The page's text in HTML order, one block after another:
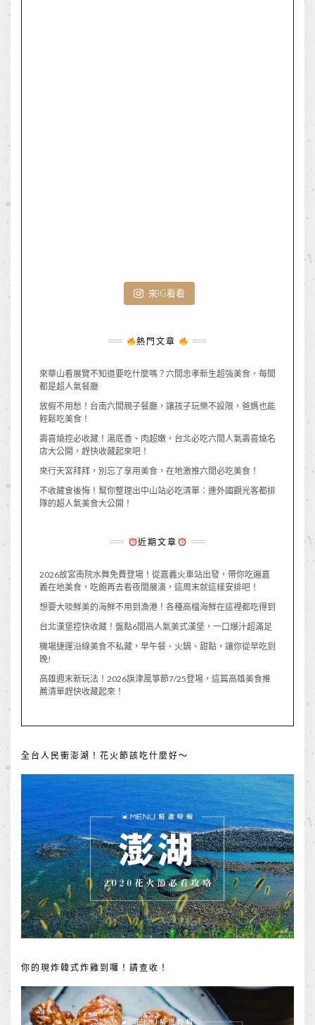
來IG看看
熱門文章
來華山看展覽不知道要吃什麼嗎？六間忠孝新生超強美食，每間
都是超人氣餐廳
放假不用愁！台南六間親子餐廳，讓孩子玩樂不設限，爸媽也能
輕鬆吃美食！
壽喜燒控必收藏！湯底香、肉超嫩，台北必吃六間人氣壽喜燒名
店大公開，趕快收藏起來吧！
來行天宮拜拜，別忘了享用美食，在地激推六間必吃美食！
不收藏會後悔！幫你整理出中山站必吃清單：連外國觀光客都排
隊的超人氣美食大公開！
近期文章
2026故宮南院水舞免費登場！從嘉義火車站出發，帶你吃遍嘉
義在地美食，吃飽再去看夜間展演，這周末就這樣安排吧！
想要大啖鮮美的海鮮不用到漁港！各種高檔海鮮在這裡都吃得到
台北漢堡控快收藏！盤點6間高人氣美式漢堡，一口爆汁超滿足
機場捷運沿線美食不私藏，早午餐、火鍋、甜點，讓你從早吃到
晚!
高雄週末新玩法！2026旗津風箏節7/25登場，這篇高雄美食推
薦清單趕快收藏起來！
全台人民衝澎湖！花火節該吃什麼好～
你的現炸韓式炸雞到囉！請查收！